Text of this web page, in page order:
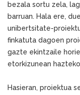
bezala sortu zela,
barruan. Hala ere,
unibertsitate-
finkatuta dagoen
gazte ekintzaile
etorkizunean
Hasieran, proiektua